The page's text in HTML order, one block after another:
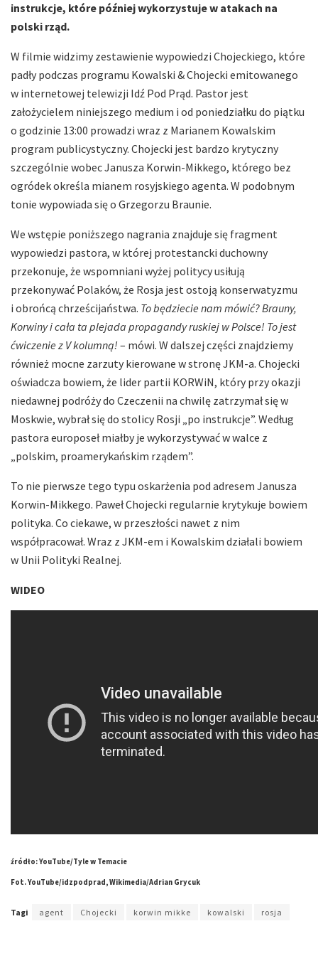
instrukcje, które później wykorzystuje w atakach na
polski rząd.
W filmie widzimy zestawienie wypowiedzi Chojeckiego, które
padły podczas programu Kowalski & Chojecki emitowanego
w internetowej telewizji Idź Pod Prąd. Pastor jest
założycielem niniejszego medium i od poniedziałku do piątku
o godzinie 13:00 prowadzi wraz z Marianem Kowalskim
program publicystyczny. Chojecki jest bardzo krytyczny
szczególnie wobec Janusza Korwin-Mikkego, którego bez
ogródek określa mianem rosyjskiego agenta. W podobnym
tonie wypowiada się o Grzegorzu Braunie.
We wstępie poniższego nagrania znajduje się fragment
wypowiedzi pastora, w której protestancki duchowny
przekonuje, że wspomniani wyżej politycy usiłują
przekonywać Polaków, że Rosja jest ostoją konserwatyzmu
i obrońcą chrześcijaństwa. To będziecie nam mówić? Brauny,
Korwiny i cała ta plejada propagandy ruskiej w Polsce! To jest
ćwiczenie z V kolumną! – mówi. W dalszej części znajdziemy
również mocne zarzuty kierowane w stronę JKM-a. Chojecki
oświadcza bowiem, że lider partii KORWiN, który przy okazji
niedawnej podróży do Czeczenii na chwilę zatrzymał się w
Moskwie, wybrał się do stolicy Rosji „po instrukcje”. Według
pastora europoseł miałby je wykorzystywać w walce z
„polskim, proamerykańskim rządem”.
To nie pierwsze tego typu oskarżenia pod adresem Janusza
Korwin-Mikkego. Paweł Chojecki regularnie krytykuje bowiem
polityka. Co ciekawe, w przeszłości nawet z nim
współpracował. Wraz z JKM-em i Kowalskim działali bowiem
w Unii Polityki Realnej.
WIDEO
źródło: YouTube/Tyle w Temacie
Fot. YouTube/idzpodprad, Wikimedia/Adrian Grycuk
Tagi agent Chojecki korwin mikke kowalski rosja